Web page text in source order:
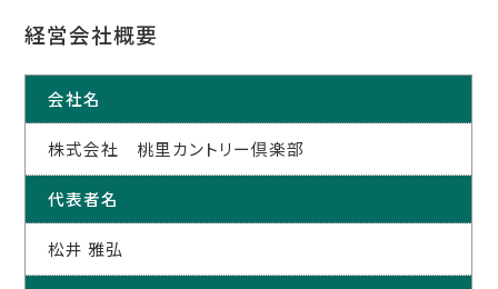
経営会社概要
会社名
株式会社 桃里カントリー倶楽部
代表者名
松井 雅弘